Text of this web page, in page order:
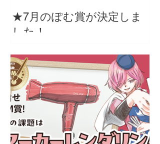
★7月のぽむ賞が決定しま
した！